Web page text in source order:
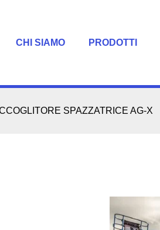
CHI SIAMO PRODOTTI
SPAZZATRICE AG-X